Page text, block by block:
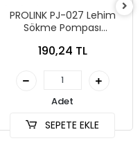
PROLINK PJ-027 Lehim
Sökme Pompası
190,24 TL
Adet
SEPETE EKLE